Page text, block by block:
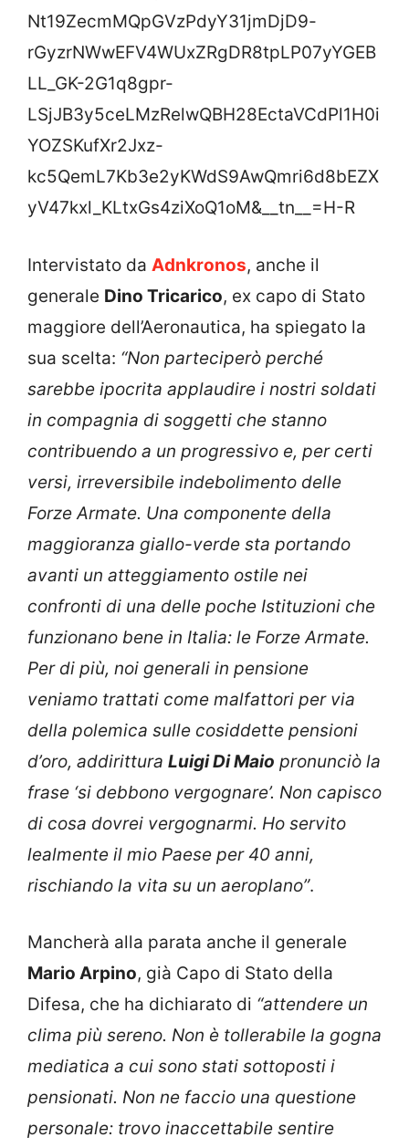
Nt19ZecmMQpGVzPdyY31jmDjD9-
rGyzrNWwEFV4WUxZRgDR8tpLP07yYGEB
LL_GK-2G1q8gpr-
LSjJB3y5ceLMzRelwQBH28EctaVCdPl1H0i
YOZSKufXr2Jxz-
kc5QemL7Kb3e2yKWdS9AwQmri6d8bEZX
yV47kxl_KLtxGs4ziXoQ1oM&__tn__=H-R
Intervistato da Adnkronos, anche il
generale Dino Tricarico, ex capo di Stato
maggiore dell’Aeronautica, ha spiegato la
sua scelta: “Non parteciperò perché
sarebbe ipocrita applaudire i nostri soldati
in compagnia di soggetti che stanno
contribuendo a un progressivo e, per certi
versi, irreversibile indebolimento delle
Forze Armate. Una componente della
maggioranza giallo-verde sta portando
avanti un atteggiamento ostile nei
confronti di una delle poche Istituzioni che
funzionano bene in Italia: le Forze Armate.
Per di più, noi generali in pensione
veniamo trattati come malfattori per via
della polemica sulle cosiddette pensioni
d’oro, addirittura Luigi Di Maio pronunciò la
frase ‘si debbono vergognare’. Non capisco
di cosa dovrei vergognarmi. Ho servito
lealmente il mio Paese per 40 anni,
rischiando la vita su un aeroplano”.
Mancherà alla parata anche il generale
Mario Arpino, già Capo di Stato della
Difesa, che ha dichiarato di “attendere un
clima più sereno. Non è tollerabile la gogna
mediatica a cui sono stati sottoposti i
pensionati. Non ne faccio una questione
personale: trovo inaccettabile sentire